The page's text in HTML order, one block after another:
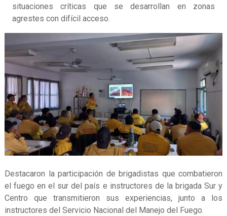
situaciones críticas que se desarrollan en zonas
agrestes con difícil acceso.
Destacaron la participación de brigadistas que combatieron
el fuego en el sur del país e instructores de la brigada Sur y
Centro que transmitieron sus experiencias, junto a los
instructores del Servicio Nacional del Manejo del Fuego.